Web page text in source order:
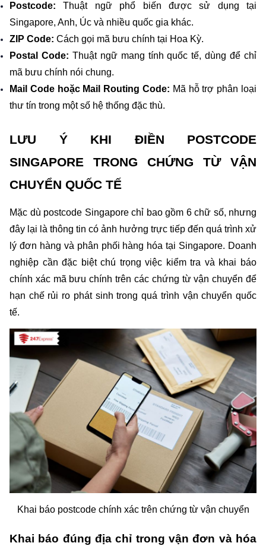
Postcode: Thuật ngữ phổ biến được sử dụng tại
Singapore, Anh, Úc và nhiều quốc gia khác.
ZIP Code: Cách gọi mã bưu chính tại Hoa Kỳ.
Postal Code: Thuật ngữ mang tính quốc tế, dùng để chỉ
mã bưu chính nói chung.
Mail Code hoặc Mail Routing Code: Mã hỗ trợ phân loại
thư tín trong một số hệ thống đặc thù.
LƯU Ý KHI ĐIỀN POSTCODE
SINGAPORE TRONG CHỨNG TỪ VẬN
CHUYỂN QUỐC TẾ
Mặc dù postcode Singapore chỉ bao gồm 6 chữ số, nhưng
đây lại là thông tin có ảnh hưởng trực tiếp đến quá trình xử
lý đơn hàng và phân phối hàng hóa tại Singapore. Doanh
nghiệp cần đặc biệt chú trọng việc kiểm tra và khai báo
chính xác mã bưu chính trên các chứng từ vận chuyển để
hạn chế rủi ro phát sinh trong quá trình vận chuyển quốc
tế.
Khai báo postcode chính xác trên chứng từ vận chuyển
Khai báo đúng địa chỉ trong vận đơn và hóa